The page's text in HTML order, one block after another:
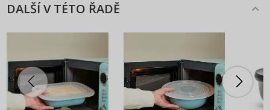
DALŠÍ V TÉTO ŘADĚ